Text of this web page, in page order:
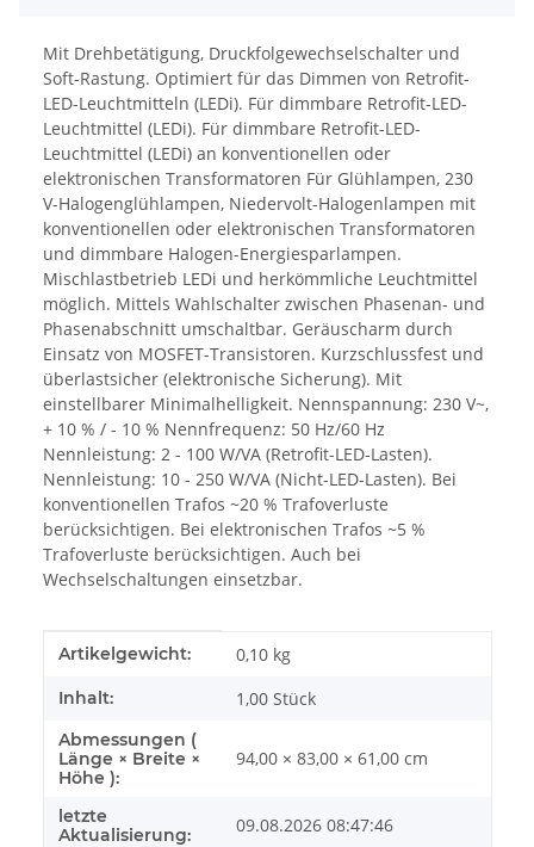
Mit Drehbetätigung, Druckfolgewechselschalter und
Soft-Rastung. Optimiert für das Dimmen von Retrofit-
LED-Leuchtmitteln (LEDi). Für dimmbare Retrofit-LED-
Leuchtmittel (LEDi). Für dimmbare Retrofit-LED-
Leuchtmittel (LEDi) an konventionellen oder
elektronischen Transformatoren Für Glühlampen, 230
V-Halogenglühlampen, Niedervolt-Halogenlampen mit
konventionellen oder elektronischen Transformatoren
und dimmbare Halogen-Energiesparlampen.
Mischlastbetrieb LEDi und herkömmliche Leuchtmittel
möglich. Mittels Wahlschalter zwischen Phasenan- und
Phasenabschnitt umschaltbar. Geräuscharm durch
Einsatz von MOSFET-Transistoren. Kurzschlussfest und
überlastsicher (elektronische Sicherung). Mit
einstellbarer Minimalhelligkeit. Nennspannung: 230 V~,
+ 10 % / - 10 % Nennfrequenz: 50 Hz/60 Hz
Nennleistung: 2 - 100 W/VA (Retrofit-LED-Lasten).
Nennleistung: 10 - 250 W/VA (Nicht-LED-Lasten). Bei
konventionellen Trafos ~20 % Trafoverluste
berücksichtigen. Bei elektronischen Trafos ~5 %
Trafoverluste berücksichtigen. Auch bei
Wechselschaltungen einsetzbar.
Produkteigenschaft
Wert
Artikelgewicht: 0,10 kg
Inhalt: 1,00 Stück
Abmessungen (
Länge × Breite ×
Höhe ):
94,00 × 83,00 × 61,00 cm
letzte
Aktualisierung:
09.08.2026 08:47:46